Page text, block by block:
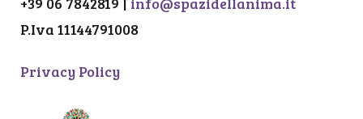
P.Iva 11144791008
Privacy Policy